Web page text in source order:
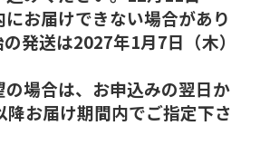
にお届けできない場合があり
発送は2027年1月7日（木）
場合は、お申込みの翌日か
降お届け期間内でご指定下さ